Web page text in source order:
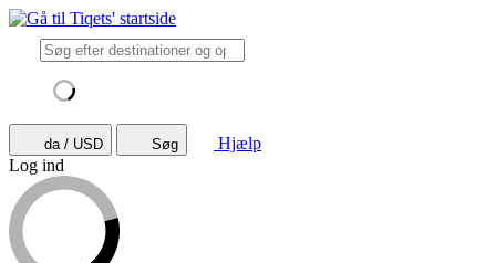
da / USD Søg
Hjælp
Log ind